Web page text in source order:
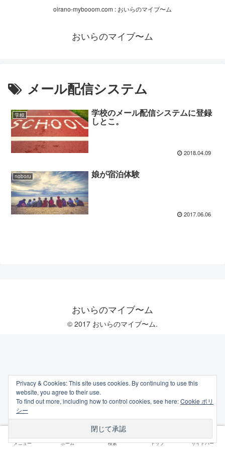
oirano-mybooom.com : おいらのマイブ〜ム
おいらのマイブ〜ム
メール配信システム
学校 学校のメール配信システムに登録
しとこ。
2018.04.09
noboru 娘が宿泊体験
2017.06.06
おいらのマイブ〜ム
© 2017 おいらのマイブ〜ム.
メニュー ホーム 検索 トップ サイドバー
Privacy & Cookies: This site uses cookies. By continuing to use this
website, you agree to their use.
To find out more, including how to control cookies, see here:Cookie ポリ
シー